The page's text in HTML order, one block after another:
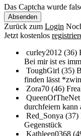
Das Captcha wurde
Absenden
Zurück zum Login
Jetzt kostenlos
curley2012 (36)
Bei mir ist es
ToughGirl (35)
finden lässt
Zora70 (46)
durchfeiern kann
Red_Sonya (37)
Gegenstück
Kathleen0368